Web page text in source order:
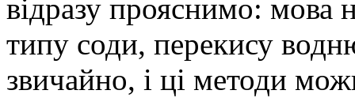
відразу прояснимо: мова
типу соди, перекису
звичайно, і ці методи